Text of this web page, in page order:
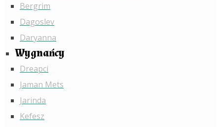
Bergrim
Dagoslev
Daryanna
Wygnańcy
Dreapci
Jaman Mets
Jarinda
Kefesz